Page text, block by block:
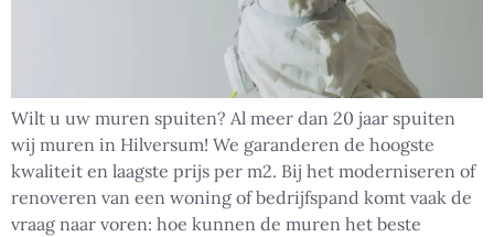
Wilt u uw muren spuiten? Al meer dan 20 jaar spuiten
wij muren in Hilversum! We garanderen de hoogste
kwaliteit en laagste prijs per m2. Bij het moderniseren of
renoveren van een woning of bedrijfspand komt vaak de
vraag naar voren: hoe kunnen de muren het beste